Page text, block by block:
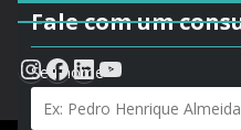
Fale com um
Seu nome*